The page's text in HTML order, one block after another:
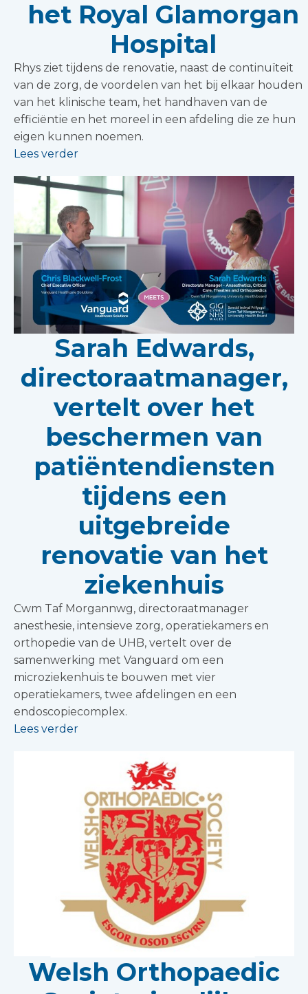
het Royal Glamorgan
Hospital
Rhys ziet tijdens de renovatie, naast de continuïteit
van de zorg, de voordelen van het bij elkaar houden
van het klinische team, het handhaven van de
efficiëntie en het moreel in een afdeling die ze hun
eigen kunnen noemen.
Lees verder
Sarah Edwards,
directoraatmanager,
vertelt over het
beschermen van
patiëntendiensten
tijdens een
uitgebreide
renovatie van het
ziekenhuis
Cwm Taf Morgannwg, directoraatmanager
anesthesie, intensieve zorg, operatiekamers en
orthopedie van de UHB, vertelt over de
samenwerking met Vanguard om een
microziekenhuis te bouwen met vier
operatiekamers, twee afdelingen en een
endoscopiecomplex.
Lees verder
Welsh Orthopaedic